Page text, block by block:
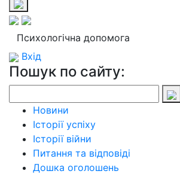
Психологічна допомога
Вхід
Пошук по сайту:
Новини
Історії успіху
Історії війни
Питання та відповіді
Дошка оголошень